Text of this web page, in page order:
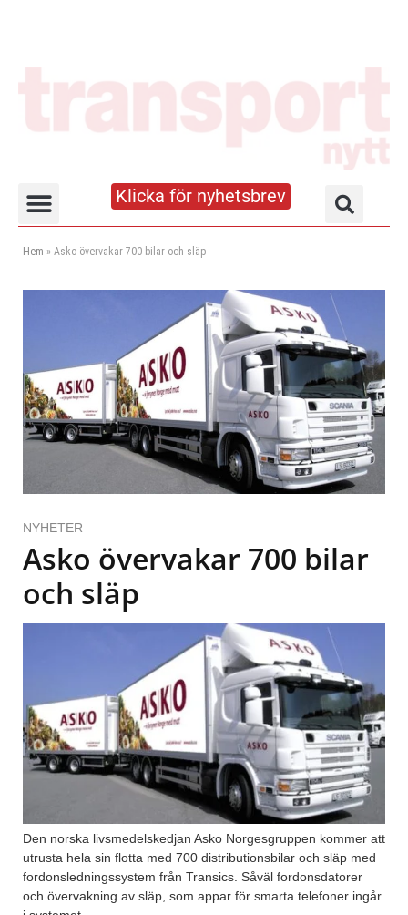
Klicka för nyhetsbrev
Hem » Asko övervakar 700 bilar och släp
NYHETER
Asko övervakar 700 bilar
och släp
Den norska livsmedelskedjan Asko Norgesgruppen kommer att
utrusta hela sin flotta med 700 distributionsbilar och släp med
fordonsledningssystem från Transics. Såväl fordonsdatorer
och övervakning av släp, som appar för smarta telefoner ingår